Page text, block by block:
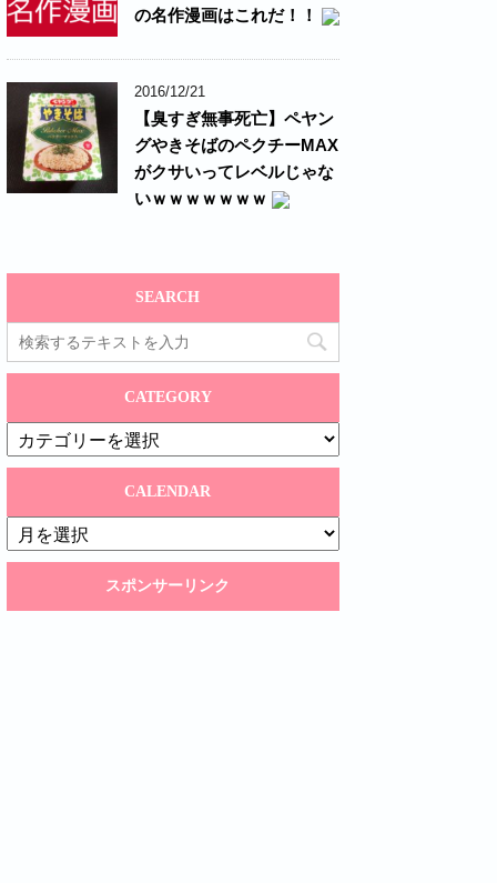
の名作漫画はこれだ！！
2016/12/21
【臭すぎ無事死亡】ペヤン
グやきそばのペクチーMAX
がクサいってレベルじゃな
いｗｗｗｗｗｗｗ
SEARCH
CATEGORY
CATEGORY
CALENDAR
CALENDAR
スポンサーリンク